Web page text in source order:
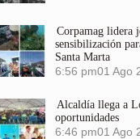
Corpamag lidera
sensibilización
Santa Marta
6:56 pm01 Ago
Alcaldía llega a
oportunidades
6:46 pm01 Ago